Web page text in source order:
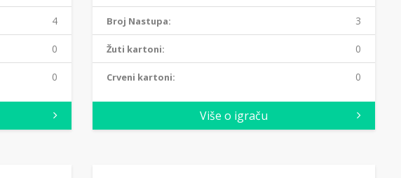
4
0
0
Broj Nastupa: 3
Žuti kartoni: 0
Crveni kartoni: 0
Više o igraču